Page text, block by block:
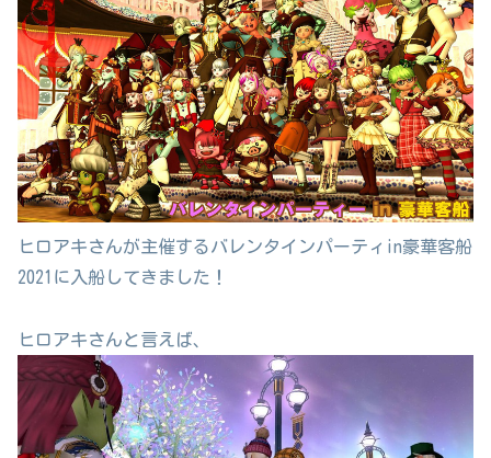
ヒロアキさんが主催するバレンタインパーティin豪華客船
2021に入船してきました！
ヒロアキさんと言えば、